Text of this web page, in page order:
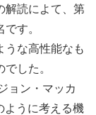
解読によて、第
す。
うな高性能なも
した。
ョン・マッカ
ように考える機